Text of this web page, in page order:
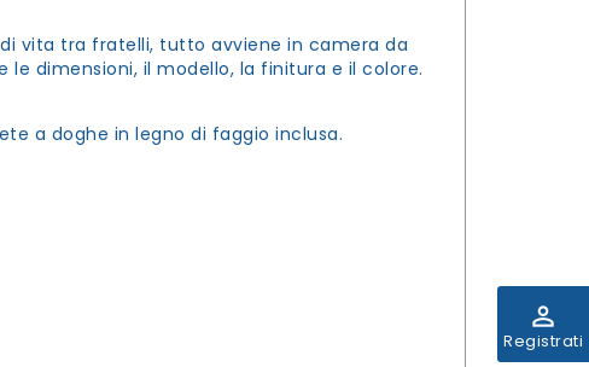
perm_identity
Registrati
vita tra fratelli, tutto avviene in camera da
dimensioni, il modello, la finitura e il colore.
a doghe in legno di faggio inclusa.